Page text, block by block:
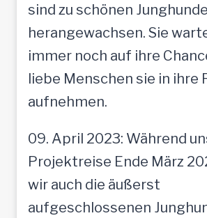
sind zu schönen
herangewachsen. Sie
immer noch auf ihre
liebe Menschen sie in ihre
aufnehmen.
09. April 2023: Während
Projektreise Ende März
wir auch die äußerst
aufgeschlossenen